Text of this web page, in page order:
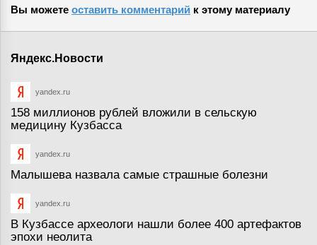
Вы можете оставить комментарий к этому материалу
Яндекс.Новости
yandex.ru
158 миллионов рублей вложили в сельскую
медицину Кузбасса
yandex.ru
Малышева назвала самые страшные болезни
yandex.ru
В Кузбассе археологи нашли более 400 артефактов
эпохи неолита